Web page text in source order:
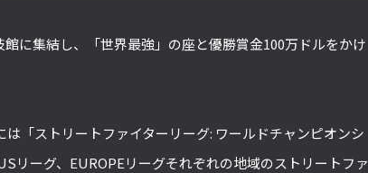
に集結し、「世界最強」の座と優勝賞金100万ドルをかけ
「ストリートファイターリーグ: ワールドチャンピオンシ
リーグ、EUROPEリーグそれぞれの地域のストリートファ